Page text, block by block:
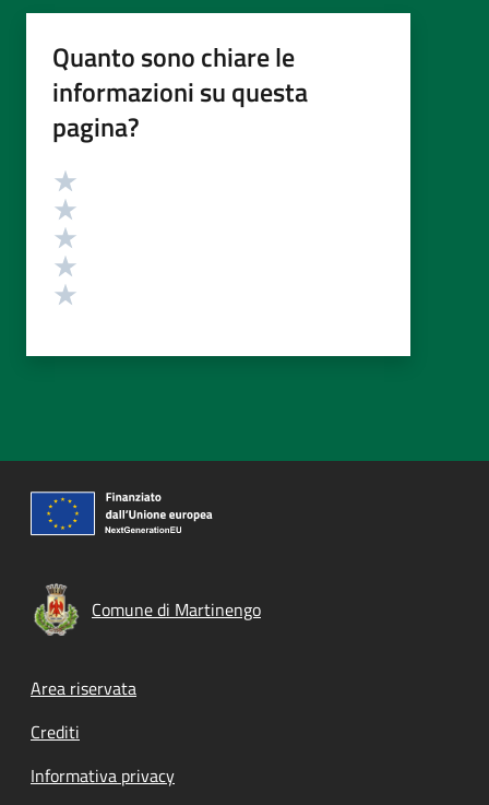
Quanto sono chiare le
informazioni su questa
pagina?
Valutazione
Comune di Martinengo
Footer menu
Area riservata
Crediti
Informativa privacy